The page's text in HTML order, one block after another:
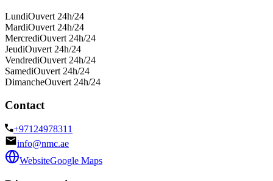
LundiOuvert 24h/24
MardiOuvert 24h/24
MercrediOuvert 24h/24
JeudiOuvert 24h/24
VendrediOuvert 24h/24
SamediOuvert 24h/24
DimancheOuvert 24h/24
Contact
+97124978311
info@nmc.ae
WebsiteGoogle Maps